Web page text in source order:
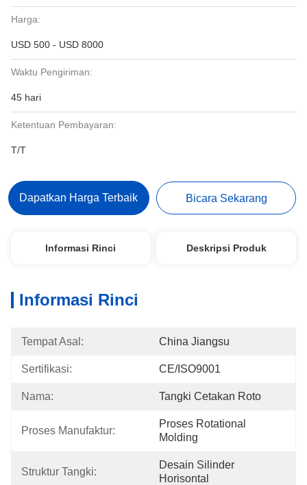
Harga:
USD 500 - USD 8000
Waktu Pengiriman:
45 hari
Ketentuan Pembayaran:
T/T
Dapatkan Harga Terbaik Bicara Sekarang
Informasi Rinci Deskripsi Produk
Informasi Rinci
Tempat Asal: China Jiangsu
Sertifikasi: CE/ISO9001
Nama: Tangki Cetakan Roto
Proses Manufaktur:
Proses Rotational
Molding
Struktur Tangki:
Desain Silinder
Horisontal